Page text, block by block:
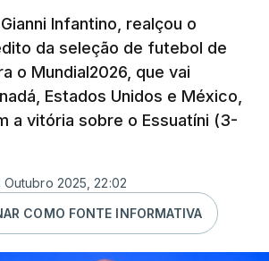
Infantino, realçou o
da seleção de futebol de
o Mundial2026, que vai
Estados Unidos e México,
a vitória sobre o Essuatíni (3-
Outubro 2025, 22:02
COMO FONTE INFORMATIVA